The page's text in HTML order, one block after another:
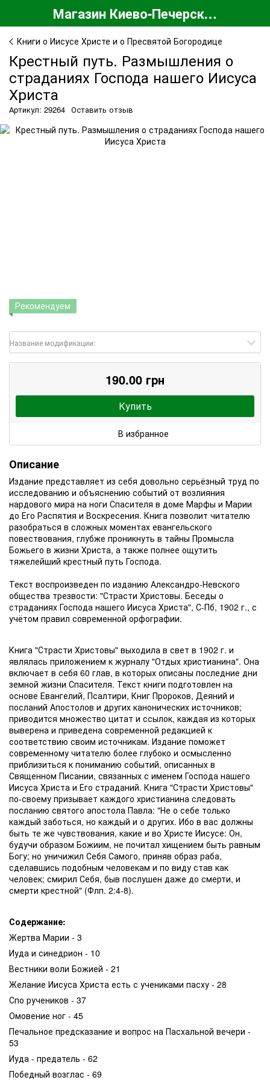
Магазин Киево-Печерской Лавры
Книги о Иисусе Христе и о Пресвятой Богородице
Крестный путь. Размышления о
страданиях Господа нашего Иисуса
Христа
Артикул: 29264 Оставить отзыв
Рекомендуем
Название модификации:
190.00 грн
Купить
В избранное
Описание
Издание представляет из себя довольно серьёзный труд по
исследованию и объяснению событий от возлияния
нардового мира на ноги Спасителя в доме Марфы и Марии
до Его Распятия и Воскресения. Книга позволит читателю
разобраться в сложных моментах евангельского
повествования, глубже проникнуть в тайны Промысла
Божьего в жизни Христа, а также полнее ощутить
тяжелейший крестный путь Господа.
Текст воспроизведен по изданию Александро-Невского
общества трезвости: "Страсти Христовы. Беседы о
страданиях Господа нашего Иисуса Христа", С-Пб, 1902 г., с
учётом правил современной орфографии.
Книга "Страсти Христовы" выходила в свет в 1902 г. и
являлась приложением к журналу "Отдых христианина". Она
включает в себя 60 глав, в которых описаны последние дни
земной жизни Спасителя. Текст книги подготовлен на
основе Евангелий, Псалтири, Книг Пророков, Деяний и
посланий Апостолов и других канонических источников;
приводится множество цитат и ссылок, каждая из которых
выверена и приведена современной редакцией к
соответствию своим источникам. Издание поможет
современному читателю более глубоко и осмысленно
приблизиться к пониманию событий, описанных в
Священном Писании, связанных с именем Господа нашего
Иисуса Христа и Его страданий. Книга "Страсти Христовы"
по-своему призывает каждого христианина следовать
посланию святого апостола Павла: "Не о себе только
каждый заботься, но каждый и о других. Ибо в вас должны
быть те же чувствования, какие и во Христе Иисусе: Он,
будучи образом Божиим, не почитал хищением быть равным
Богу; но уничижил Себя Самого, приняв образ раба,
сделавшись подобным человекам и по виду став как
человек; смирил Себя, быв послушен даже до смерти, и
смерти крестной" (Флп. 2:4-8).
Содержание:
Жертва Марии - 3
Иуда и синедрион - 10
Вестники воли Божией - 21
Желание Иисуса Христа есть с учениками пасху - 28
Спо ручеников - 37
Омовение ног - 45
Печальное предсказание и вопрос на Пасхальной вечери -
53
Иуда - предатель - 62
Победный возглас - 69